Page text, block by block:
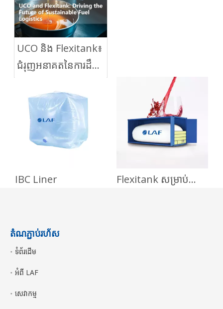
ចំណាយមានប្រសិទ្ធិភាព
UCO និង Flexitank៖
ជំរុញអនាគតនៃការដឹក
ដោយនិរន្តរភាព
IBC Liner Flexitank សម្រាប់ស្រានិងទឹកប្រមូលផ្តុំ
តំណភ្ជាប់រហ័ស
ទំព័រដើម
អំពី LAF
សេវាកម្ម